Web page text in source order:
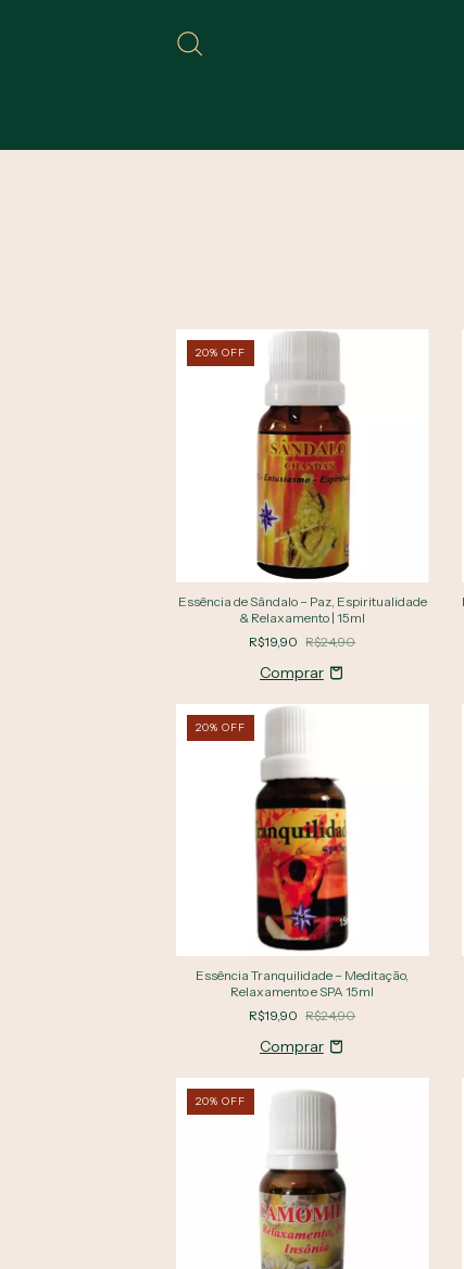
20% OFF
Essência de Sândalo – Paz, Espiritualidade
& Relaxamento | 15ml
R$19,90 R$24,90
20% OFF
Essência Tranquilidade – Meditação,
Relaxamento e SPA 15ml
R$19,90 R$24,90
20% OFF